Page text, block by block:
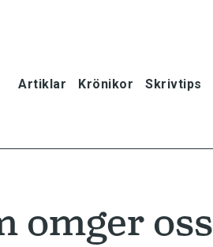
Artiklar Krönikor Skrivtips
Krönikor
omger oss